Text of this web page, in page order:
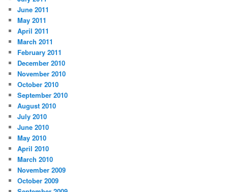
June 2011
May 2011
April 2011
March 2011
February 2011
December 2010
November 2010
October 2010
September 2010
August 2010
July 2010
June 2010
May 2010
April 2010
March 2010
November 2009
October 2009